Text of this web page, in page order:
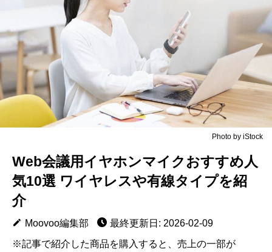
Photo by iStock
Web会議用イヤホンマイクおすすめ人
気10選 ワイヤレスや有線タイプを紹
介
Moovoo編集部
最終更新日: 2026-02-09
※記事で紹介した商品を購入すると、売上の一部が